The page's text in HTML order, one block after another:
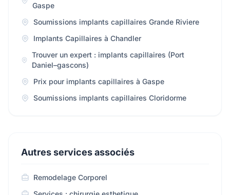
Gaspe
Soumissions implants capillaires Grande Riviere
Implants Capillaires à Chandler
Trouver un expert : implants capillaires (Port
Daniel–gascons)
Prix pour implants capillaires à Gaspe
Soumissions implants capillaires Cloridorme
Autres services associés
Remodelage Corporel